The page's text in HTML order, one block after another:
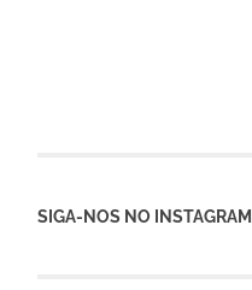
SIGA-NOS NO INSTAGRAM